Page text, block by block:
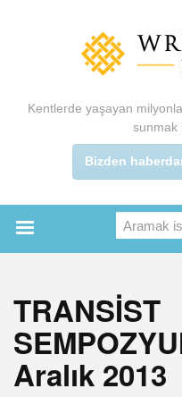
Kentlerde yaşayan
sunmak
Bizden
menu
Ara
TRANSİST
Aralık 2013